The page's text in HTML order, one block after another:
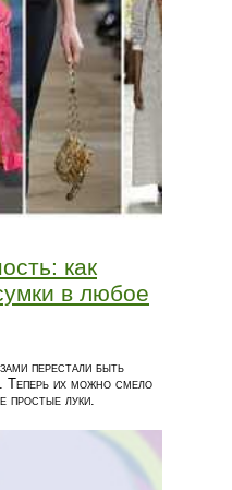
как
в любое
перестали быть
Теперь их можно смело
простые луки.